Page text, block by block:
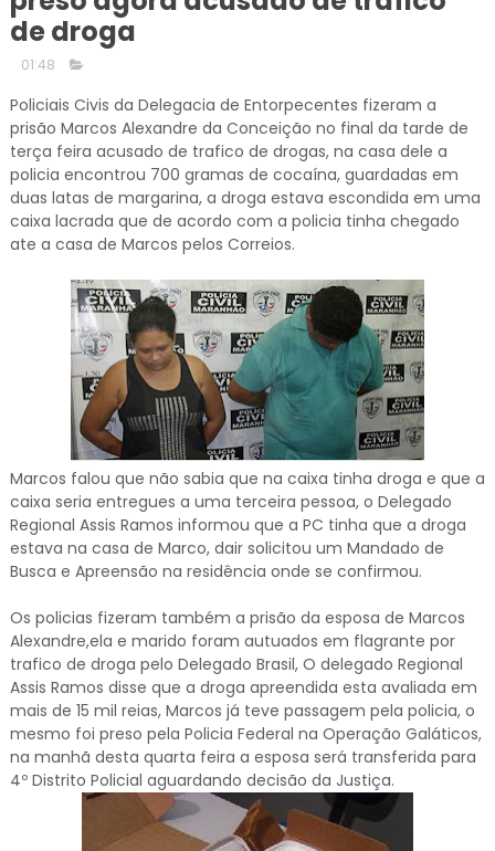
de droga
01:48
Policiais Civis da Delegacia de Entorpecentes fizeram a
prisão Marcos Alexandre da Conceição no final da tarde de
terça feira acusado de trafico de drogas, na casa dele a
policia encontrou 700 gramas de cocaína, guardadas em
duas latas de margarina, a droga estava escondida em uma
caixa lacrada que de acordo com a policia tinha chegado
ate a casa de Marcos pelos Correios.
Marcos falou que não sabia que na caixa tinha droga e que a
caixa seria entregues a uma terceira pessoa, o Delegado
Regional Assis Ramos informou que a PC tinha que a droga
estava na casa de Marco, dair solicitou um Mandado de
Busca e Apreensão na residência onde se confirmou.
Os policias fizeram também a prisão da esposa de Marcos
Alexandre,ela e marido foram autuados em flagrante por
trafico de droga pelo Delegado Brasil, O delegado Regional
Assis Ramos disse que a droga apreendida esta avaliada em
mais de 15 mil reias, Marcos já teve passagem pela policia, o
mesmo foi preso pela Policia Federal na Operação Galáticos,
na manhã desta quarta feira a esposa será transferida para
4º Distrito Policial aguardando decisão da Justiça.